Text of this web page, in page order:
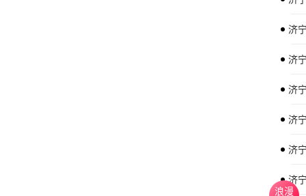
济
济
济
济
济
济
浪漫